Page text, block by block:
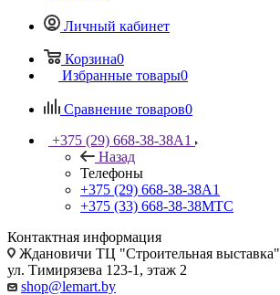
Личный кабинет
Корзина0
Избранные товары0
Сравнение товаров0
+375 (29) 668-38-38A1
Назад
Телефоны
+375 (29) 668-38-38A1
+375 (33) 668-38-38МТС
Контактная информация
Ждановичи ТЦ "Строительная выставка"
ул. Тимирязева 123-1, этаж 2
shop@lemart.by